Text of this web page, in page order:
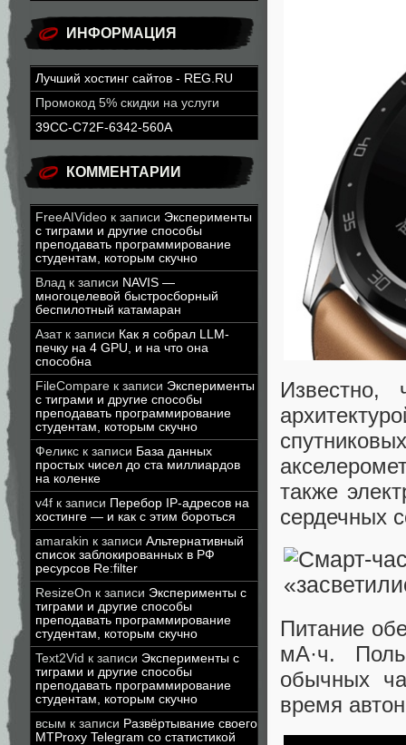
ИНФОРМАЦИЯ
Лучший хостинг сайтов - REG.RU
Промокод 5% скидки на услуги
39CC-C72F-6342-560A
КОММЕНТАРИИ
FreeAIVideo к записи Эксперименты
с тиграми и другие способы
преподавать программирование
студентам, которым скучно
Влад к записи NAVIS —
многоцелевой быстросборный
беспилотный катамаран
Азатк записи Как я собрал LLM-
печку на 4 GPU, и на что она
способна
FileCompare к записи Эксперименты
с тиграми и другие способы
преподавать программирование
студентам, которым скучно
Феликс к записи База данных
простых чисел до ста миллиардов
на коленке
v4f к записи Перебор IP-адресов на
хостинге — и как с этим бороться
amarakin к записи Альтернативный
список заблокированных в РФ
ресурсов Re:filter
ResizeOn к записи Эксперименты с
тиграми и другие способы
преподавать программирование
студентам, которым скучно
Text2Vid к записи Эксперименты с
тиграми и другие способы
преподавать программирование
студентам, которым скучно
всым к записи Развёртывание своего
MTProxy Telegram со статистикой
Известно,
также
сердечных
Питание
мА·ч.
обычных
время